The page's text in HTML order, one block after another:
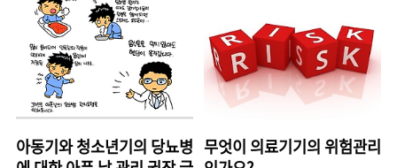
아동기와 청소년기의 당뇨병 무엇이 의료기기의 위험관리